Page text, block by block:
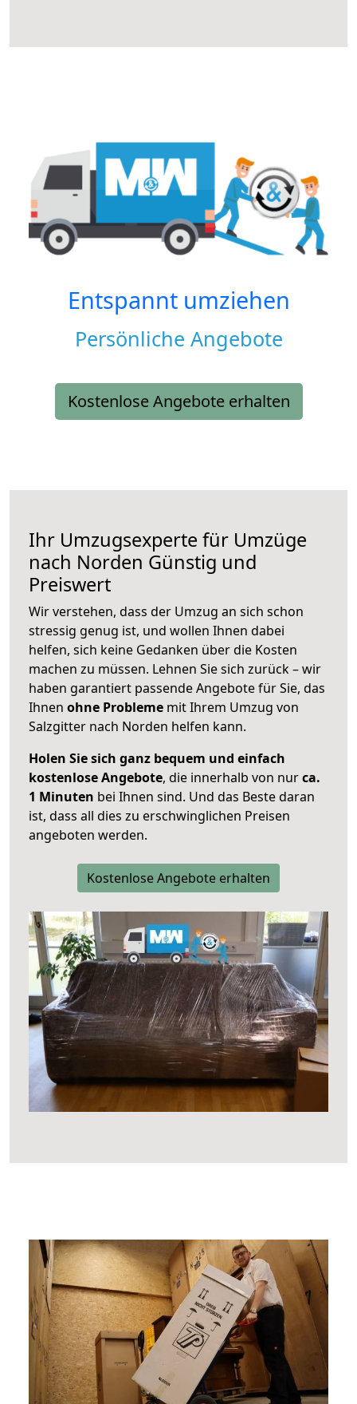
Entspannt umziehen
Persönliche Angebote
Kostenlose Angebote erhalten
Ihr Umzugsexperte für Umzüge
nach Norden Günstig und
Preiswert
Wir verstehen, dass der Umzug an sich schon
stressig genug ist, und wollen Ihnen dabei
helfen, sich keine Gedanken über die Kosten
machen zu müssen. Lehnen Sie sich zurück – wir
haben garantiert passende Angebote für Sie, das
Ihnen ohne Probleme mit Ihrem Umzug von
Salzgitter nach Norden helfen kann.
Holen Sie sich ganz bequem und einfach
kostenlose Angebote, die innerhalb von nurca.
1 Minuten bei Ihnen sind. Und das Beste daran
ist, dass all dies zu erschwinglichen Preisen
angeboten werden.
Kostenlose Angebote erhalten